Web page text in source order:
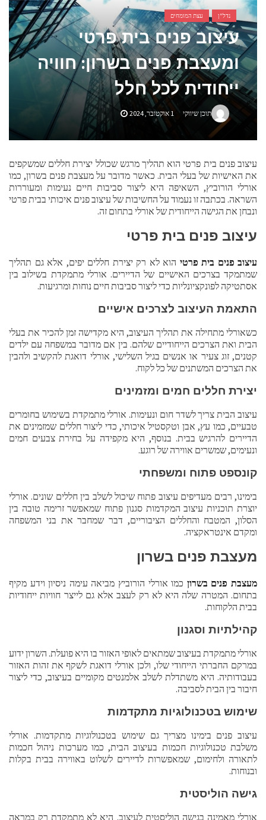
אביזרים ומתנות לגבר שאוהב להיות בשטח
אשפוז פסיכיאטרי ביתי: הגישה הדיסקרטית שמשנה את כללי המשחק בבריאות הנפש
נדל"ן עצת המומחים
עיצוב פנים בית פרטי
ומעצבת פנים בשרון: חוויה
ייחודית לכל חלל
תוכן שיווקי 1 אוקטובר, 2024
עיצוב פנים בית פרטי הוא תהליך מרגש שכולל יצירת חללים שמשקפים
את האישיות של בעלי הבית. כאשר מדובר על מעצבת פנים בשרון, כמו
אורלי הורוביץ, השאיפה היא ליצור סביבות חיים נעימות ומעוררות
השראה. בכתבה זו נעמוד על החשיבות של עיצוב פנים איכותי בבית פרטי
ונבחן את הגישה הייחודית של אורלי בתחום זה.
עיצוב פנים בית פרטי
עיצוב פנים בית פרטי הוא לא רק יצירת חללים יפים, אלא גם תהליך
שמתמקד בצרכים האישיים של הדיירים. אורלי מתמקדת בשילוב בין
אסתטיקה לפונקציונליות כדי ליצור סביבות חיים נוחות ומרגיעות.
התאמת העיצוב לצרכים אישיים
כשאורלי מתחילה את תהליך העיצוב, היא מקדישה זמן להכיר את בעלי
הבית ואת הצרכים הייחודיים שלהם. בין אם מדובר במשפחה עם ילדים
קטנים, זוג צעיר או אנשים בגיל השלישי, אורלי דואגת להקשיב ולהבין
את הצרכים המשתנים של כל לקוח.
יצירת חללים חמים ומזמינים
עיצוב הבית צריך לשדר חום ונעימות. אורלי מתמקדת בשימוש בחומרים
טבעיים, כמו עץ, אבן וטקסטיל איכותי, כדי ליצור חללים שמזמינים את
הדיירים להרגיש בבית. בנוסף, היא מקפידה על בחירת צבעים חמים
ונעימים, שמשרים אווירה של רוגע.
קונספט פתוח ומשפחתי
בימינו, רבים מעדיפים עיצוב פתוח שיכול לשלב בין חללים שונים. אורלי
יוצרת תוכניות עיצוב המקדמות סגנון פתוח שמאפשר זרימה טובה בין
הסלון, המטבח והחללים הציבוריים, דבר שמחבר את בני המשפחה
ומקדם אינטראקציה.
מעצבת פנים בשרון
מעצבת פנים בשרון כמו אורלי הורוביץ מביאה עימה ניסיון וידע מקיף
בתחום. המטרה שלה היא לא רק לעצב אלא גם לייצר חוויות ייחודיות
בבית הלקוחות.
קהילתיות וסגנון
אורלי מתמקדת בעיצוב שמתאים לאופי האזור בו היא פועלת. השרון ידוע
במרקם החברתי הייחודי שלו, ולכן אורלי דואגת לשקף את זהות האזור
בעבודותיה. היא משתדלת לשלב אלמנטים מקומיים בעיצוב, כדי ליצור
חיבור בין הבית לסביבה.
שימוש בטכנולוגיות מתקדמות
עיצוב פנים בימינו מצריך גם שימוש בטכנולוגיות מתקדמות. אורלי
משלבת טכנולוגיות חכמות בעיצוב הבית, כמו מערכות ניהול חכמות
לתאורה ולחימום, שמאפשרות לדיירים לשלוט באווירה בבית בקלות
ובנוחות.
גישה הוליסטית
אורלי מאמינה בגישה הוליסטית לעיצוב. היא לא מתמקדת רק במראה